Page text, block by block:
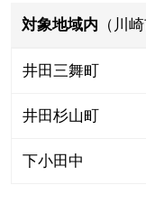
対象地域内 （川
井田三舞町
井田杉山町
下小田中